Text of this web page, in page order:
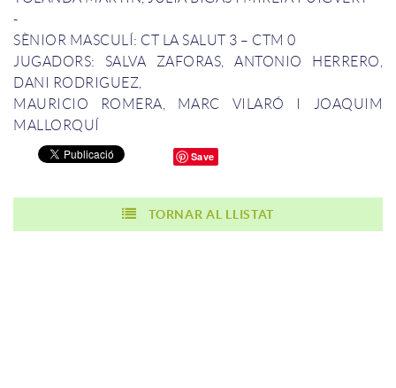
-
SÈNIOR MASCULÍ: CT LA SALUT 3 – CTM 0
JUGADORS: SALVA ZAFORAS, ANTONIO HERRERO,
DANI RODRIGUEZ,
MAURICIO ROMERA, MARC VILARÓ I JOAQUIM
MALLORQUÍ
Save
TORNAR AL LLISTAT